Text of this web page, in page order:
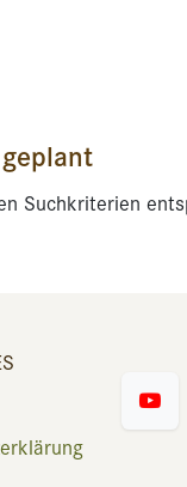
Suchkriterien